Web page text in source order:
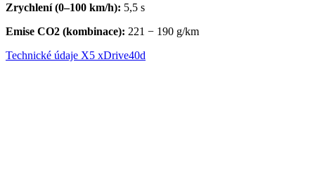
Zrychlení (0–100 km/h): 5,5 s
Emise CO2 (kombinace): 221 − 190 g/km
Technické údaje X5 xDrive40d